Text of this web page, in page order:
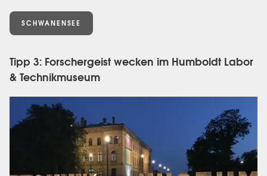
SCHWANENSEE
Tipp 3: Forschergeist wecken im Humboldt Labor
& Technikmuseum